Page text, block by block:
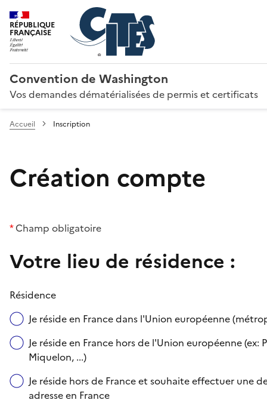
RÉPUBLIQUE
FRANÇAISE
Convention de Washington
Vos demandes dématérialisées de permis et certificats
Accueil Inscription
Création compte
*Champ obligatoire
Votre lieu de résidence :
Résidence
Je réside en France dans l'Union européenne
Je réside en France hors de l'Union européenne
Miquelon, ...)
Je réside hors de France et souhaite effectuer une
adresse en France